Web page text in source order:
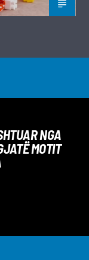
NGA
MOTIT